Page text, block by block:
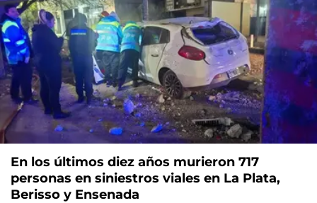
En los últimos diez años murieron 717
personas en siniestros viales en La Plata,
Berisso y Ensenada